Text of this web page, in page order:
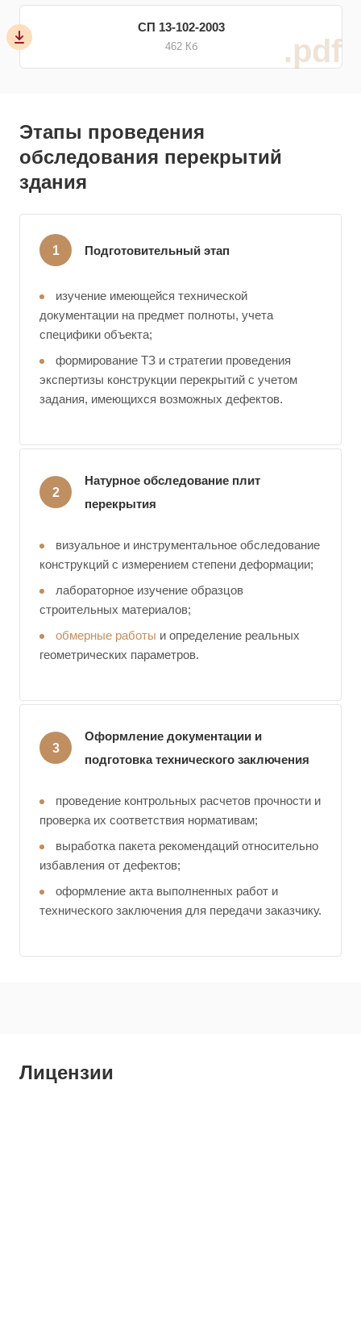
.pdf
СП 13-102-2003
462 Кб
Этапы проведения
обследования перекрытий
здания
Подготовительный этап
изучение имеющейся технической
документации на предмет полноты, учета
специфики объекта;
формирование ТЗ и стратегии проведения
экспертизы конструкции перекрытий с учетом
задания, имеющихся возможных дефектов.
Натурное обследование плит
перекрытия
визуальное и инструментальное обследование
конструкций с измерением степени деформации;
лабораторное изучение образцов
строительных материалов;
обмерные работы и определение реальных
геометрических параметров.
Оформление документации и
подготовка технического заключения
проведение контрольных расчетов прочности и
проверка их соответствия нормативам;
выработка пакета рекомендаций относительно
избавления от дефектов;
оформление акта выполненных работ и
технического заключения для передачи заказчику.
Лицензии